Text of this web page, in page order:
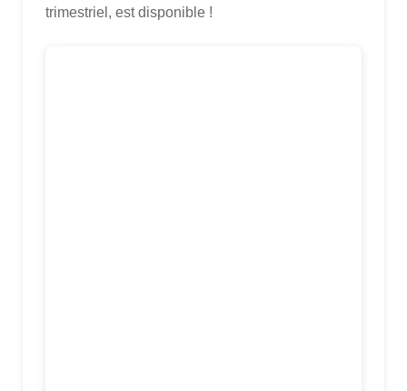
trimestriel, est disponible !